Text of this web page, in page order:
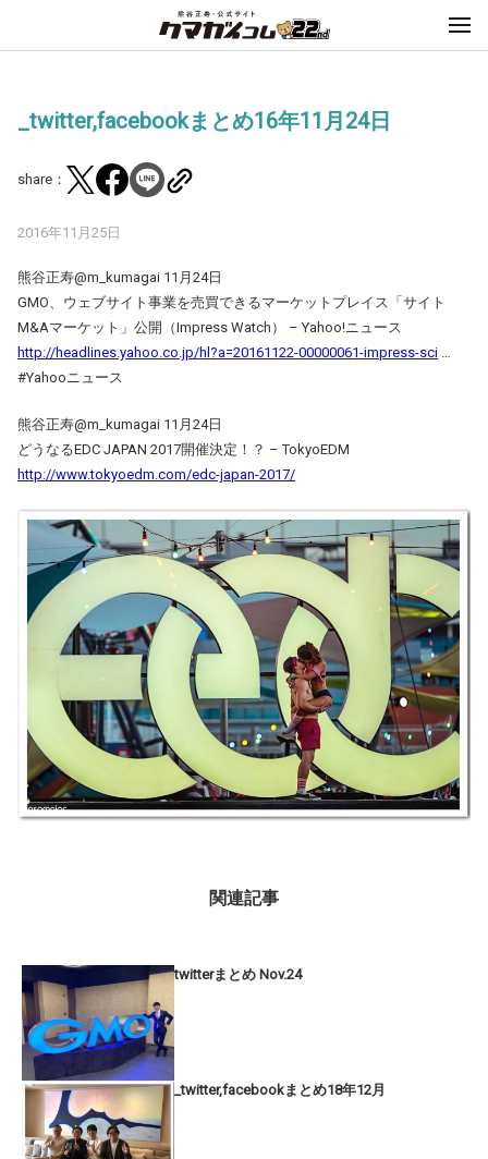
_twitter,facebookまとめ16年11月24日
share：
2016年11月25日
熊谷正寿‏@m_kumagai 11月24日
GMO、ウェブサイト事業を売買できるマーケットプレイス「サイト
M&Aマーケット」公開（Impress Watch） – Yahoo!ニュース
http://headlines.yahoo.co.jp/hl?a=20161122-00000061-impress-sci
#Yahooニュース
熊谷正寿‏@m_kumagai 11月24日
どうなるEDC JAPAN 2017開催決定！？ – TokyoEDM
http://www.tokyoedm.com/edc-japan-2017/
関連記事
twitterまとめ Nov.24
_twitter,facebookまとめ18年12月